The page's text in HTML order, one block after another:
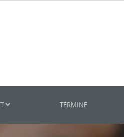
TERMINE